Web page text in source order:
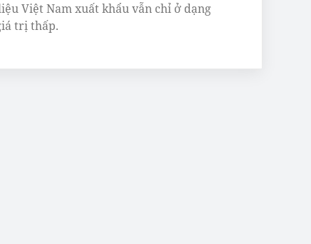
Việt Nam xuất khẩu vẫn chỉ ở dạng
trị thấp.